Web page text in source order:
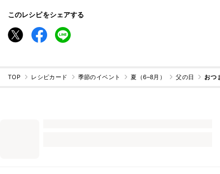
このレシピをシェアする
TOP レシピカード 季節のイベント 夏（6–8月） 父の日 おつ